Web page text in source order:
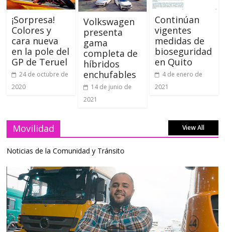
¡Sorpresa!
Colores y
cara nueva
en la pole del
GP de Teruel
24 de octubre de
2020
Volkswagen
presenta
gama
completa de
híbridos
enchufables
14 de junio de
2021
Continúan
vigentes
medidas de
bioseguridad
en Quito
4 de enero de
2021
Movilidad View All
Noticias de la Comunidad y Tránsito